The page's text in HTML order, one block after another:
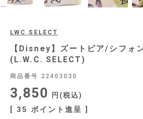
LWC SELECT
【Disney】ズートピア/シフォ
(L.W.C. SELECT)
商品番号 22403030
3,850 税込
[ 35 ポイント進呈 ]